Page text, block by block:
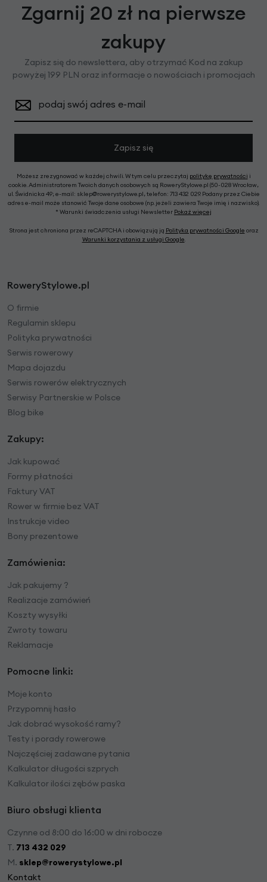
Zgarnij 20 zł na pierwsze
zakupy
Zapisz się do newslettera, aby otrzymać Kod na zakup
powyżej 199 PLN oraz informacje o nowościach i promocjach
podaj swój adres e-mail
Zapisz się
Możesz zrezygnować w każdej chwili. W tym celu przeczytaj politykę prywatności i
cookie. Administratorem Twoich danych osobowych są RoweryStylowe.pl (50-028 Wrocław,
ul. Świdnicka 49; e-mail: sklep@rowerystylowe.pl, telefon: 713 432 029. Podany przez Ciebie
adres e-mail może stanowić Twoje dane osobowe (np. jeżeli zawiera Twoje imię i nazwisko).
* Warunki świadczenia usługi Newsletter Pokaż więcej
Strona jest chroniona przez reCAPTCHA i obowiązują ją Polityka prywatności Google oraz
Warunki korzystania z usługi Google.
RoweryStylowe.pl
O firmie
Regulamin sklepu
Polityka prywatności
Serwis rowerowy
Mapa dojazdu
Serwis rowerów elektrycznych
Serwisy Partnerskie w Polsce
Blog bike
Zakupy:
Jak kupować
Formy płatności
Faktury VAT
Rower w firmie bez VAT
Instrukcje video
Bony prezentowe
Zamówienia:
Jak pakujemy ?
Realizacje zamówień
Koszty wysyłki
Zwroty towaru
Reklamacje
Pomocne linki:
Moje konto
Przypomnij hasło
Jak dobrać wysokość ramy?
Testy i porady rowerowe
Najczęściej zadawane pytania
Kalkulator długości szprych
Kalkulator ilości zębów paska
Biuro obsługi klienta
Czynne od 8:00 do 16:00 w dni robocze
T. 713 432 029
M. sklep@rowerystylowe.pl
Kontakt